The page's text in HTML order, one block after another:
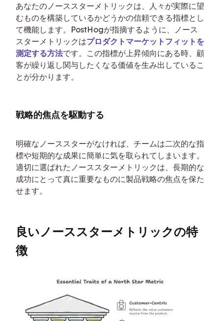
あなたのノーススターメトリックは、人々が実際に望
むものを構築しているかどうかの信頼できる指標とし
て機能します。PostHogが指摘するように、ノース
スターメトリックはプロダクトマーケットフィットを
測定する方法です。この指標が上昇傾向にある時、顧
客が繰り返し関与したくなる価値を生み出しているこ
とが分かります。
戦略的焦点を駆動する
明確なノーススターがなければ、チームは二次的な指
標や短期的な成果に簡単に気を取られてしまいます。
適切に選ばれたノーススターメトリックは、長期的な
成功にとって真に重要なものに製品戦略の焦点を保た
せます。
良いノーススターメトリックの特
徴